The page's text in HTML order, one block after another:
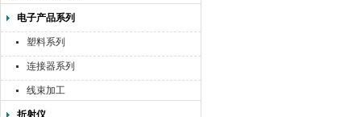
电子产品系列
塑料系列
连接器系列
线束加工
折射仪